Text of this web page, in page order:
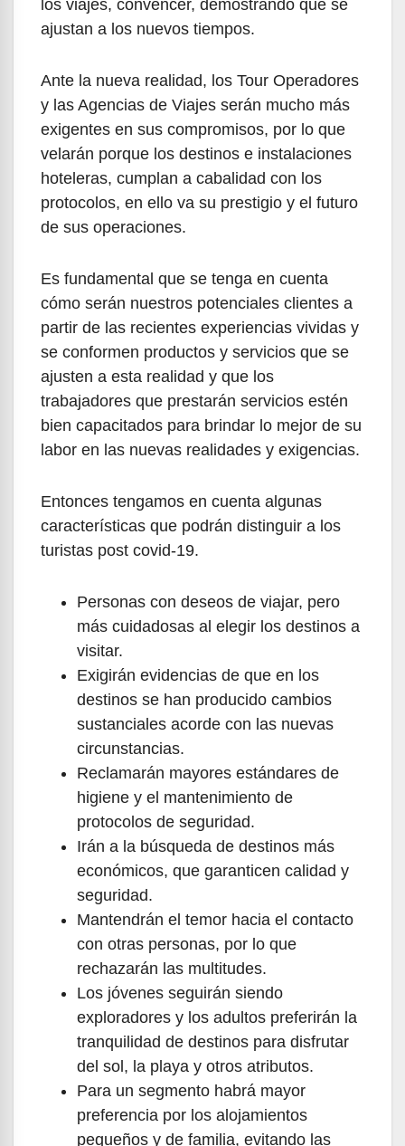
los viajes, convencer, demostrando que se
ajustan a los nuevos tiempos.
Ante la nueva realidad, los Tour Operadores
y las Agencias de Viajes serán mucho más
exigentes en sus compromisos, por lo que
velarán porque los destinos e instalaciones
hoteleras, cumplan a cabalidad con los
protocolos, en ello va su prestigio y el futuro
de sus operaciones.
Es fundamental que se tenga en cuenta
cómo serán nuestros potenciales clientes a
partir de las recientes experiencias vividas y
se conformen productos y servicios que se
ajusten a esta realidad y que los
trabajadores que prestarán servicios estén
bien capacitados para brindar lo mejor de su
labor en las nuevas realidades y exigencias.
Entonces tengamos en cuenta algunas
características que podrán distinguir a los
turistas post covid-19.
Personas con deseos de viajar, pero
más cuidadosas al elegir los destinos a
visitar.
Exigirán evidencias de que en los
destinos se han producido cambios
sustanciales acorde con las nuevas
circunstancias.
Reclamarán mayores estándares de
higiene y el mantenimiento de
protocolos de seguridad.
Irán a la búsqueda de destinos más
económicos, que garanticen calidad y
seguridad.
Mantendrán el temor hacia el contacto
con otras personas, por lo que
rechazarán las multitudes.
Los jóvenes seguirán siendo
exploradores y los adultos preferirán la
tranquilidad de destinos para disfrutar
del sol, la playa y otros atributos.
Para un segmento habrá mayor
preferencia por los alojamientos
pequeños y de familia, evitando las